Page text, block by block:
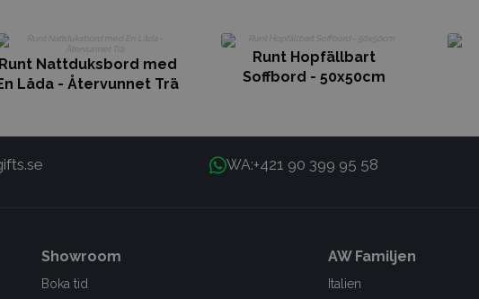
Runt Nattduksbord med
Låda - Återvunnet Trä
Runt Hopfällbart
Soffbord - 50x50cm
WA:+421 90 399 95 58
Showroom
Boka tid
AW Familjen
Italien